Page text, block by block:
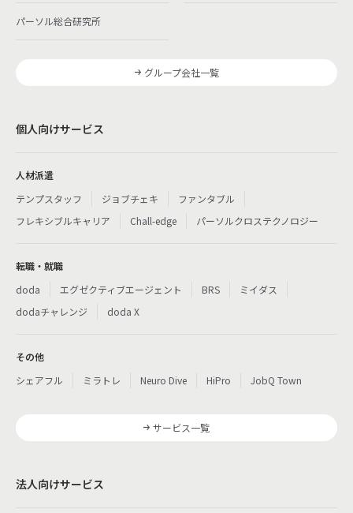
パーソル総合研究所
グループ会社一覧
個人向けサービス
人材派遣
テンプスタッフ
ジョブチェキ
ファンタブル
フレキシブルキャリア
Chall-edge パーソルクロステクノロジー
転職・就職
doda
エグゼクティブエージェント BRS
ミイダス
dodaチャレンジ
doda X
その他
シェアフル
ミラトレ Neuro Dive HiPro JobQ Town
サービス一覧
法人向けサービス